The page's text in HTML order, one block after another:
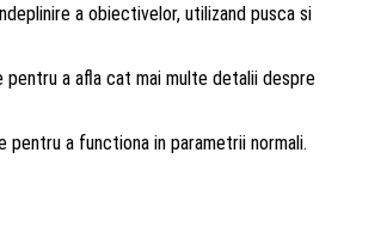
a obiectivelor, utilizand pusca si
a afla cat mai multe detalii despre
a functiona in parametrii normali.